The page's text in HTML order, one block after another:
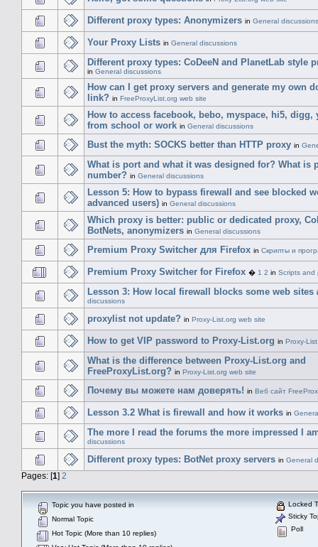
Different proxy types: Anonymizers in General discussions
Your Proxy Lists in General discussions
Different proxy types: CoDeeN and PlanetLab style
in General discussions
How can I get proxy servers and generate my own
link? in FreeProxyList.org web site
How to access facebook, bebo, myspace, hi5, digg,
from school or work in General discussions
Bust the myth: SOCKS better than HTTP proxy in
What is port and what it was designed for? What is
number? in General discussions
Lesson 5: How to bypass firewall and see blocked
advanced users) in General discussions
Which proxy is better: public or dedicated proxy,
BotNets, anonymizers in General discussions
Premium Proxy Switcher для Firefox in Скрипты и
Premium Proxy Switcher for Firefox � 1 2 in Scripts and
Lesson 3: How local firewall blocks some web sites
discussions
proxylist not update? in Proxy-List.org web site
How to get VIP password to Proxy-List.org in Proxy-
What is the difference between Proxy-List.org and
FreeProxyList.org? in Proxy-List.org web site
Почему вы можете нам доверять! in Веб сайт
Lesson 3.2 What is firewall and how it works in
The more I read the forums the more impressed I
discussions
Different proxy types: BotNet proxy servers in General
Pages: [1] 2
Topic you have posted in
Normal Topic
Hot Topic (More than 10 replies)
Locked
Sticky
Poll